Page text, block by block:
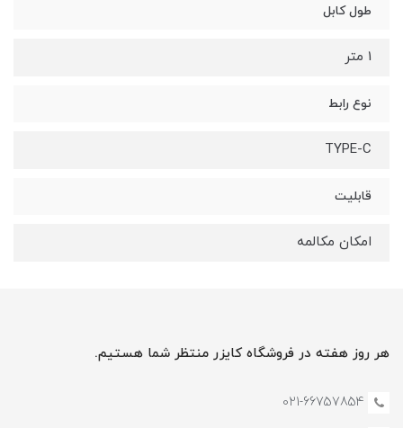
طول کابل
1 متر
نوع رابط
TYPE-C
قابلیت
امکان مکالمه
هر روز هفته در فروشگاه کایزر منتظر شما هستیم.
021-66757854